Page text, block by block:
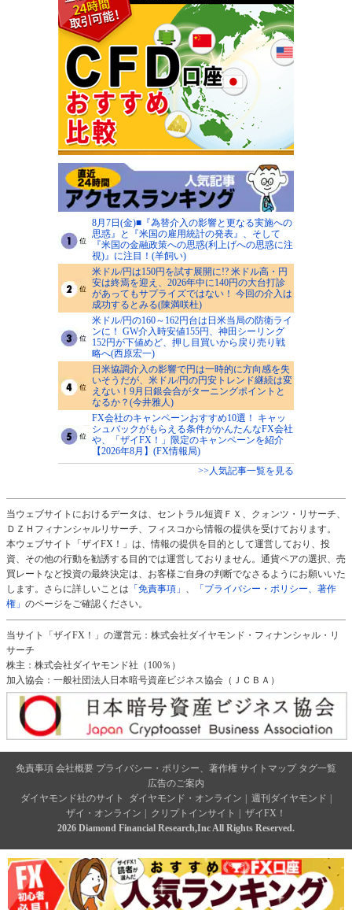
8月7日(金)■『為替介入の影響と更なる実施への
思惑』と『米国の雇用統計の発表』、そして
『米国の金融政策への思惑(利上げへの思惑に注
視)』に注目！(羊飼い)
米ドル/円は150円を試す展開に!? 米ドル高・円
安は終焉を迎え、2026年中に140円の大台打診
があってもサプライズではない！ 今回の介入は
成功するとみる(陳満咲杜)
米ドル/円の160～162円台は日米当局の防衛ライ
ンに！ GW介入時安値155円、神田シーリング
152円が下値めど、押し目買いから戻り売り戦
略へ(西原宏一)
日米協調介入の影響で円は一時的に方向感を失
いそうだが、米ドル/円の円安トレンド継続は変
えない！9月日銀会合がターニングポイントと
なるか？(今井雅人)
FX会社のキャンペーンおすすめ10選！ キャッ
シュバックがもらえる条件がかんたんなFX会社
や、「ザイFX！」限定のキャンペーンを紹介
【2026年8月】(FX情報局)
>>人気記事一覧を見る
当ウェブサイトにおけるデータは、セントラル短資ＦＸ、クォンツ・リサーチ、
ＤＺＨフィナンシャルリサーチ、フィスコから情報の提供を受けております。
本ウェブサイト「ザイFX！」は、情報の提供を目的として運営しており、投
資、その他の行動を勧誘する目的では運営しておりません。通貨ペアの選択、売
買レートなど投資の最終決定は、お客様ご自身の判断でなさるようにお願いいた
します。さらに詳しいことは 「免責事項」 、
「プライバシー・ポリシー、著作
権」 のページをご確認ください。
当サイト「ザイFX！」の運営元：株式会社ダイヤモンド・フィナンシャル・リ
サーチ
株主：株式会社ダイヤモンド社（100％）
加入協会：一般社団法人日本暗号資産ビジネス協会（ＪＣＢＡ）
免責事項 会社概要 プライバシー・ポリシー、著作権 サイトマップ タグ一覧
広告のご案内
ダイヤモンド社のサイト
ダイヤモンド・オンライン 週刊ダイヤモンド
ザイ・オンライン
クリプトインサイト
ザイFX！
2026 Diamond Financial Research,Inc All Rights Reserved.